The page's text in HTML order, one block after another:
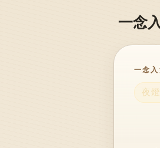
一念
一念入
夜